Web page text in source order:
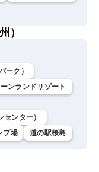
）
ーク）
ンランドリゾート
ンター）
プ場 道の駅桜島